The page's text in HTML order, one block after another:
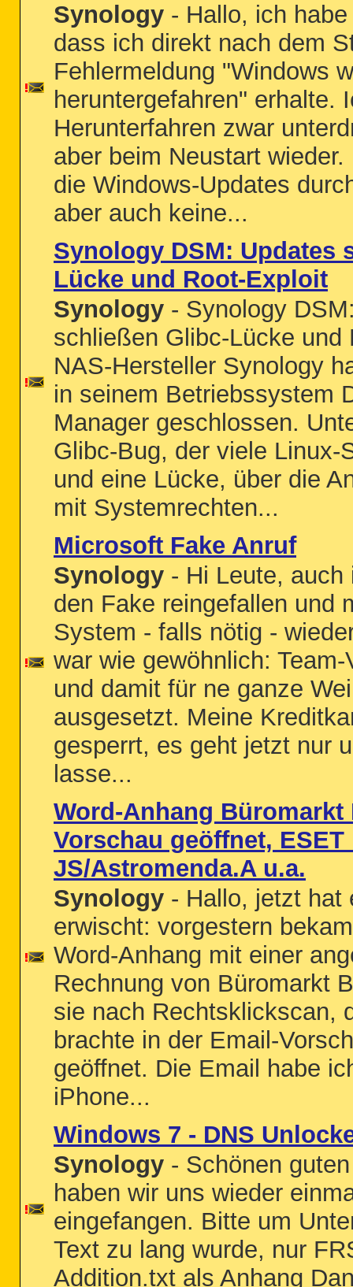
Synology - Hallo, ich
dass ich direkt nach dem
Fehlermeldung "Windows
heruntergefahren" erhalte.
Herunterfahren zwar
aber beim Neustart
die Windows-Updates
aber auch keine...
Synology DSM: Updates
Lücke und Root-Exploit
Synology - Synology
schließen Glibc-Lücke und
NAS-Hersteller Synology
in seinem Betriebssystem
Manager geschlossen.
Glibc-Bug, der viele Linux-
und eine Lücke, über die
mit Systemrechten...
Microsoft Fake Anruf
Synology - Hi Leute,
den Fake reingefallen und
System - falls nötig -
war wie gewöhnlich:
und damit für ne ganze
ausgesetzt. Meine
gesperrt, es geht jetzt nur
lasse...
Word-Anhang
Vorschau geöffnet, ESET
JS/Astromenda.A u.a.
Synology - Hallo, jetzt hat
erwischt: vorgestern
Word-Anhang mit einer
Rechnung von Büromarkt
sie nach Rechtsklickscan,
brachte in der Email-
geöffnet. Die Email habe
iPhone...
Windows 7 - DNS
Synology - Schönen
haben wir uns wieder
eingefangen. Bitte um
Text zu lang wurde, nur
Addition.txt als Anhang